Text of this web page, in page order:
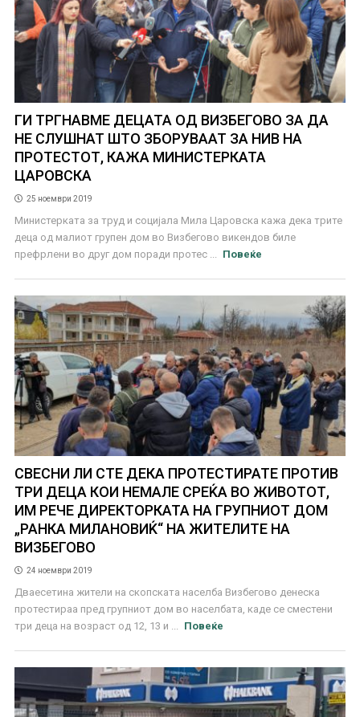
ГИ ТРГНАВМЕ ДЕЦАТА ОД ВИЗБЕГОВО ЗА ДА
НЕ СЛУШНАТ ШТО ЗБОРУВААТ ЗА НИВ НА
ПРОТЕСТОТ, КАЖА МИНИСТЕРКАТА
ЦАРОВСКА
25 ноември 2019
Министерката за труд и социјала Мила Царовска кажа дека трите
деца од малиот групен дом во Визбегово викендов биле
префрлени во друг дом поради протес ...
Повеќе
СВЕСНИ ЛИ СТЕ ДЕКА ПРОТЕСТИРАТЕ ПРОТИВ
ТРИ ДЕЦА КОИ НЕМАЛЕ СРЕЌА ВО ЖИВОТОТ,
ИМ РЕЧЕ ДИРЕКТОРКАТА НА ГРУПНИОТ ДОМ
„РАНКА МИЛАНОВИЌ“ НА ЖИТЕЛИТЕ НА
ВИЗБЕГОВО
24 ноември 2019
Дваесетина жители на скопската населба Визбегово денеска
протестираа пред групниот дом во населбата, каде се сместени
три деца на возраст од 12, 13 и ...
Повеќе